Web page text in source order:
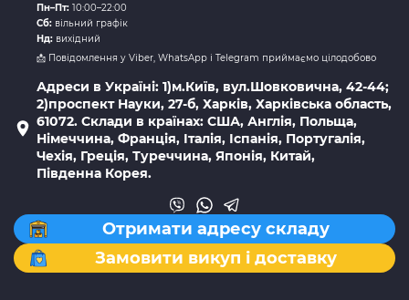
Пн–Пт: 10:00–22:00
Сб: вільний графік
Нд: вихідний
📩 Повідомлення у Viber, WhatsApp і Telegram приймаємо цілодобово
Адреси в Україні: 1)м.Київ, вул.Шовковична, 42-44;
2)проспект Науки, 27-б, Харків, Харківська область,
61072. Склади в країнах: США, Англія, Польща,
Німеччина, Франція, Італія, Іспанія, Португалія,
Чехія, Греція, Туреччина, Японія, Китай,
Південна Корея.
Отримати адресу складу
Замовити викуп і доставку